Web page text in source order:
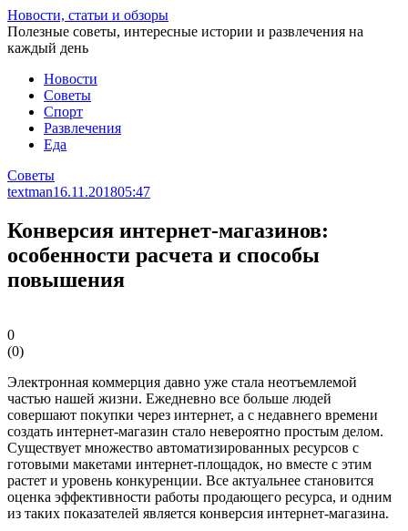
Перейти
к
статье
Новости, статьи и обзоры
Полезные советы, интересные истории и развлечения на
каждый день
Новости
Советы
Спорт
Развлечения
Еда
Советы
textman16.11.201805:47
Конверсия интернет-магазинов:
особенности расчета и способы
повышения
0
(0)
Электронная коммерция давно уже стала неотъемлемой
частью нашей жизни. Ежедневно все больше людей
совершают покупки через интернет, а с недавнего времени
создать интернет-магазин стало невероятно простым делом.
Существует множество автоматизированных ресурсов с
готовыми макетами интернет-площадок, но вместе с этим
растет и уровень конкуренции. Все актуальнее становится
оценка эффективности работы продающего ресурса, и одним
из таких показателей является конверсия интернет-магазина.